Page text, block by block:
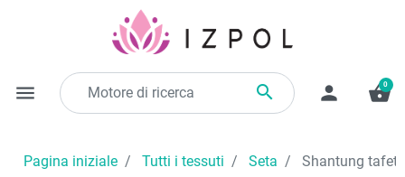
menu  person shopping_basket
0
Pagina iniziale Tutti i tessuti Seta Shantung